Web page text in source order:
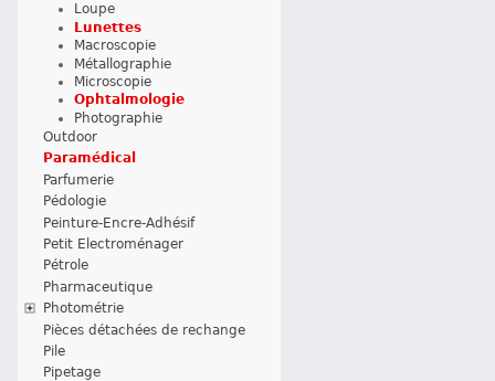
Loupe
Lunettes
Macroscopie
Métallographie
Microscopie
Ophtalmologie
Photographie
Outdoor
Paramédical
Parfumerie
Pédologie
Peinture-Encre-Adhésif
Petit Electroménager
Pétrole
Pharmaceutique
Photométrie
Pièces détachées de rechange
Pile
Pipetage